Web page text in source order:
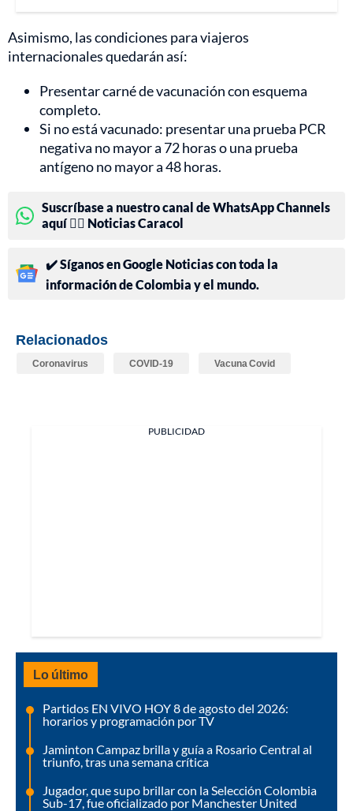
Asimismo, las condiciones para viajeros
internacionales quedarán así:
Presentar carné de vacunación con esquema
completo.
Si no está vacunado: presentar una prueba PCR
negativa no mayor a 72 horas o una prueba
antígeno no mayor a 48 horas.
Suscríbase a nuestro canal de WhatsApp Channels
aquí 👉🏻 Noticias Caracol
✔️ Síganos en Google Noticias con toda la
información de Colombia y el mundo.
Relacionados
Coronavirus COVID-19 Vacuna Covid
PUBLICIDAD
Lo último
Partidos EN VIVO HOY 8 de agosto del 2026:
horarios y programación por TV
Jaminton Campaz brilla y guía a Rosario Central al
triunfo, tras una semana crítica
Jugador, que supo brillar con la Selección Colombia
Sub-17, fue oficializado por Manchester United